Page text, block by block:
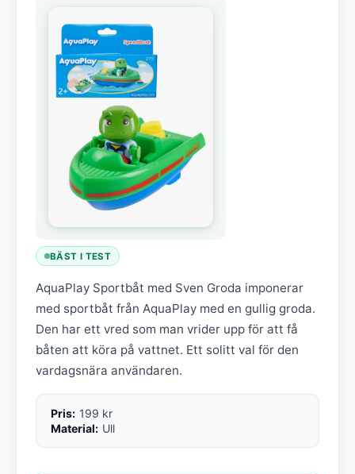
BÄST I TEST
AquaPlay Sportbåt med Sven Groda imponerar
med sportbåt från AquaPlay med en gullig groda.
Den har ett vred som man vrider upp för att få
båten att köra på vattnet. Ett solitt val för den
vardagsnära användaren.
Pris: 199 kr
Material: Ull